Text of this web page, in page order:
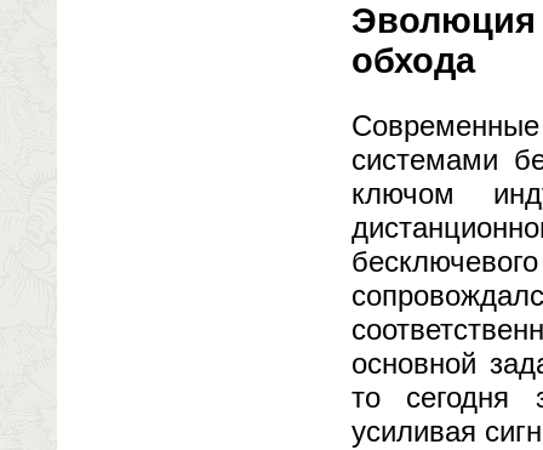
Эволюция
обхода
системами
ключом
основной
то сегодня
усиливая